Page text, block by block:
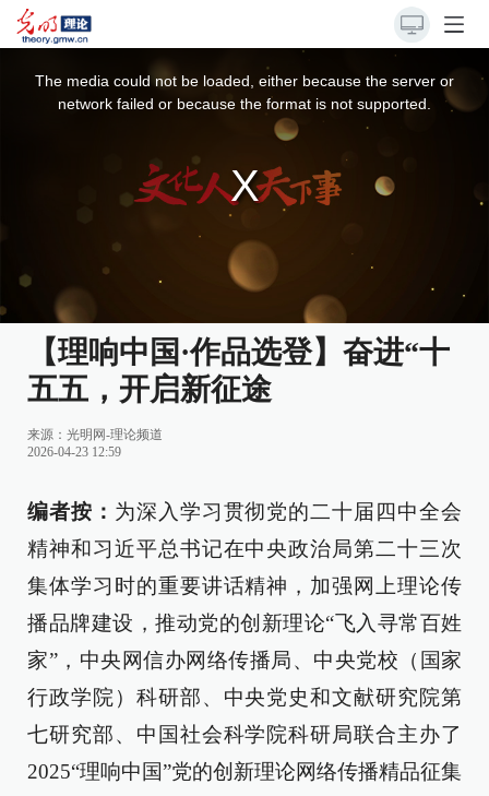
The media could not be loaded, either because the server or
network failed or because the format is not supported.
【理响中国·作品选登】奋进“十
五五，开启新征途
来源： 光明网-理论频道
2026-04-23 12:59
编者按： 为深入学习贯彻党的二十届四中全会
精神和习近平总书记在中央政治局第二十三次
集体学习时的重要讲话精神，加强网上理论传
播品牌建设，推动党的创新理论“飞入寻常百姓
家”，中央网信办网络传播局、中央党校（国家
行政学院）科研部、中央党史和文献研究院第
七研究部、中国社会科学院科研局联合主办了
2025“理响中国”党的创新理论网络传播精品征集